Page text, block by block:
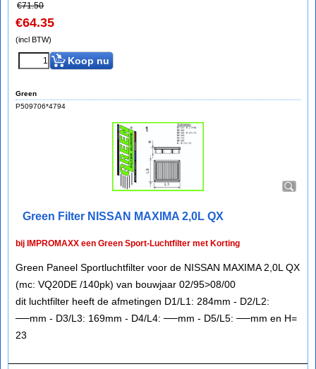
€71.50
€64.35
(incl BTW)
Koop nu
Green
P509706*4794
Green Filter NISSAN MAXIMA 2,0L QX
bij IMPROMAXX een Green Sport-Luchtfilter met Korting
Green Paneel Sportluchtfilter voor de NISSAN MAXIMA 2,0L QX
(mc: VQ20DE /140pk) van bouwjaar 02/95>08/00
dit luchtfilter heeft de afmetingen D1/L1: 284mm - D2/L2:
──mm - D3/L3: 169mm - D4/L4: ──mm - D5/L5: ──mm en H=
23